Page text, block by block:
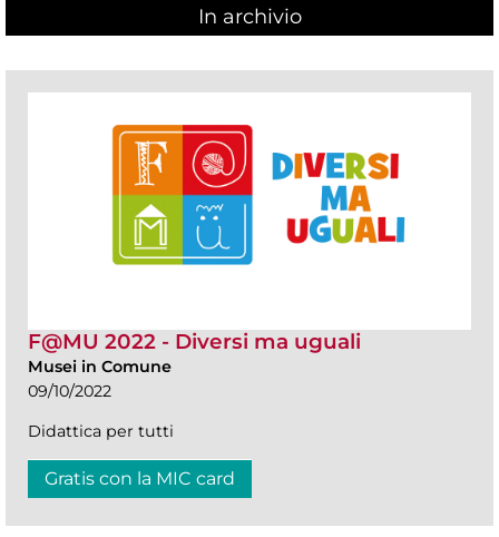
In archivio
F@MU 2022 - Diversi ma uguali
Musei in Comune
09/10/2022
Didattica per tutti
Gratis con la MIC card